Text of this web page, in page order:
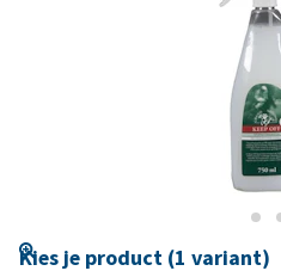
Kies je product (1 variant)